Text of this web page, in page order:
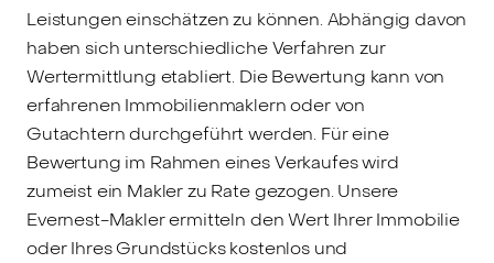
Leistungen einschätzen zu können. Abhängig davon
haben sich unterschiedliche Verfahren zur
Wertermittlung etabliert. Die Bewertung kann von
erfahrenen Immobilienmaklern oder von
Gutachtern durchgeführt werden. Für eine
Bewertung im Rahmen eines Verkaufes wird
zumeist ein Makler zu Rate gezogen. Unsere
Evernest-Makler ermitteln den Wert Ihrer Immobilie
oder Ihres Grundstücks kostenlos und